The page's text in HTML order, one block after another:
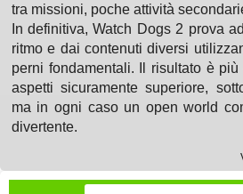
tra missioni, poche attività
In definitiva, Watch Dogs 2 prova
ritmo e dai contenuti diversi
perni fondamentali. Il risultato è
aspetti sicuramente superiore,
ma in ogni caso un open world
divertente.